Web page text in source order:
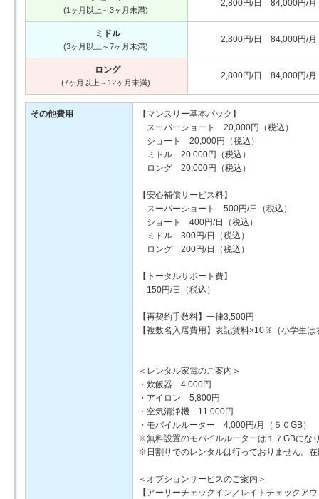
(1ヶ月以上～3ヶ月未満)
2,800円/日 84,000円/月
ミドル
(3ヶ月以上～7ヶ月未満)
2,800円/日 84,000円/月
ロング
(7ヶ月以上～12ヶ月未満)
2,800円/日 84,000円/月
その他費用
【マンスリー基本パック】
スーパーショート 20,000円（税込）
ショート 20,000円（税込）
ミドル 20,000円（税込）
ロング 20,000円（税込）
【安心補償サービス料】
スーパーショート 500円/日（税込）
ショート 400円/日（税込）
ミドル 300円/日（税込）
ロング 200円/日（税込）
【トータルサポート費】
150円/日（税込）
【再契約手数料】一律3,500円
【複数名入居費用】表記賃料×10％（小学生
＜レンタル家電のご案内＞
・炊飯器 4,000円
・アイロン 5,800円
・空気清浄機 11,000円
・モバイルルーター 4,000円/月（５０GB）
※無料設置のモバイルルーターは１７GBにな
※日割りでのレンタルは行っておりません。
＜オプションサービスのご案内＞
【アーリーチェックイン／レイトチェックア